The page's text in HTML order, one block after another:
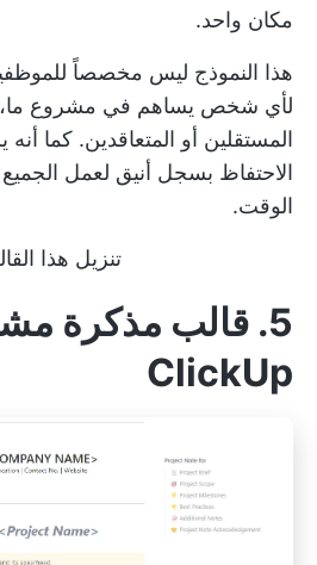
مكان واحد.
هذا النموذج ليس مخصصاً
لأي شخص يساهم في مشروع ما،
المستقلين أو المتعاقدين. كما
الاحتفاظ بسجل أنيق لعمل الجميع
الوقت.
تنزيل هذا
5. قالب مذكرة
ClickUp